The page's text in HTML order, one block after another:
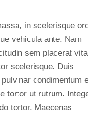
in scelerisque
vehicula ante. Nam
sem placerat
scelerisque. Duis
condimentum
tortor ut rutrum.
tortor. Maecenas